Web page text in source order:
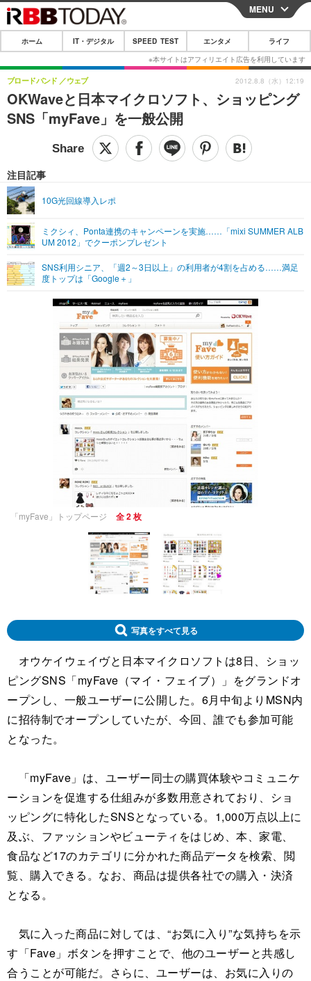
CLOSE
ホーム
IT・デジタル
IT・デジタルTOP スマートフォン
ショッピング その他
SPEED TEST
エンタメTOP 映画・ドラマ
グラビア
ショッピング その他
ライフTOP
その他
リリース一覧
プッシュ通知の停止方法
MENU
ホーム IT・デジタル SPEED TEST エンタメ ライフ
OKWaveと日本マイクロソフト、ショッピング
SNS「myFave」を一般公開
ブロードバンド ウェブ
注目記事
10G光回線導入レポ
ミクシィ、Ponta連携のキャンペーンを実施……「mixi SUMMER ALB
UM 2012」でクーポンプレゼント
SNS利用シニア、「週2～3日以上」の利用者が4割を占める……満足
度トップは「Google＋」
2012.8.8（水）12:19
「myFave」トップページ 全 2 枚
写真をすべて見る
オウケイウェイヴと日本マイクロソフトは8日、ショッ
ピングSNS「myFave（マイ・フェイブ）」をグランドオ
ープンし、一般ユーザーに公開した。6月中旬よりMSN内
に招待制でオープンしていたが、今回、誰でも参加可能
となった。
「myFave」は、ユーザー同士の購買体験やコミュニケ
ーションを促進する仕組みが多数用意されており、ショ
ッピングに特化したSNSとなっている。1,000万点以上に
及ぶ、ファッションやビューティをはじめ、本、家電、
食品など17のカテゴリに分かれた商品データを検索、閲
覧、購入できる。なお、商品は提供各社での購入・決済
となる。
気に入った商品に対しては、“お気に入り”な気持ちを示
す「Fave」ボタンを押すことで、他のユーザーと共感し
合うことが可能だ。さらに、ユーザーは、お気に入りの